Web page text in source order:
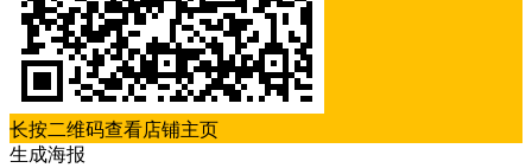
长按二维码查看店铺主页
生成海报